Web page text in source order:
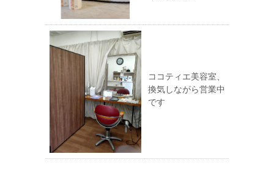
ココティエ美容室、
換気しながら営業中
です